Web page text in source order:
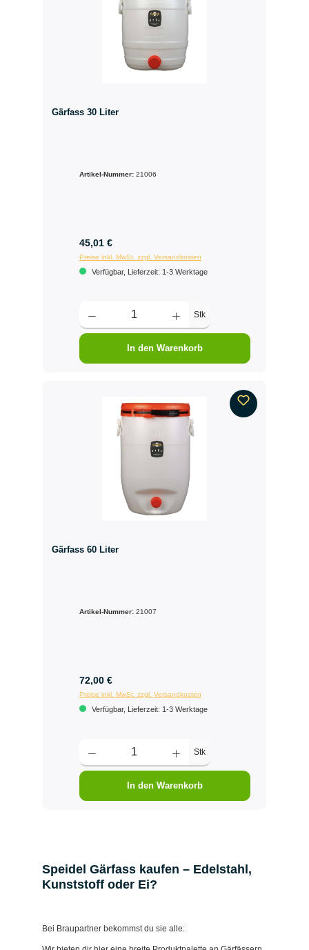
Gärfass 30 Liter
Artikel-Nummer: 21006
45,01 €
Preise inkl. MwSt. zzgl. Versandkosten
Verfügbar, Lieferzeit: 1-3 Werktage
Stk
In den Warenkorb
Gärfass 60 Liter
Artikel-Nummer: 21007
72,00 €
Preise inkl. MwSt. zzgl. Versandkosten
Verfügbar, Lieferzeit: 1-3 Werktage
Stk
In den Warenkorb
Speidel Gärfass kaufen – Edelstahl,
Kunststoff oder Ei?
Bei Braupartner bekommst du sie alle: